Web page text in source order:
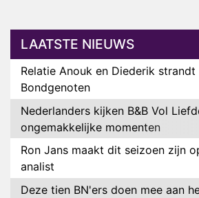
LAATSTE NIEUWS
Relatie Anouk en Diederik
Bondgenoten
Nederlanders kijken B&B Vol
ongemakkelijke momenten
Ron Jans maakt dit seizoen zijn
analist
Deze tien BN'ers doen mee aan